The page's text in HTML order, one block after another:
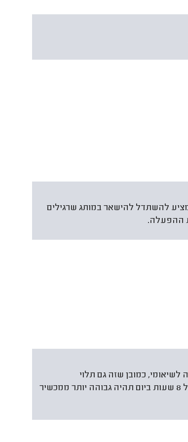
להשתדל להישאר במותג שרגילים
ההפעלה.
לשיאומי, כמובן שזה גם תלוי
במשתמש. השחיקה של מכשיר שנעשה בו שימוש של 8 שעות ביום תהיה גבוהה יותר ממכשיר